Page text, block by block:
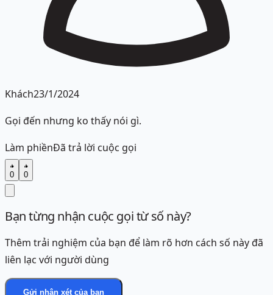
Khách23/1/2024
Gọi đến nhưng ko thấy nói gì.
Làm phiềnĐã trả lời cuộc gọi
0 0
Bạn từng nhận cuộc gọi từ số này?
Thêm trải nghiệm của bạn để làm rõ hơn cách số này đã
liên lạc với người dùng
Gửi nhận xét của bạn